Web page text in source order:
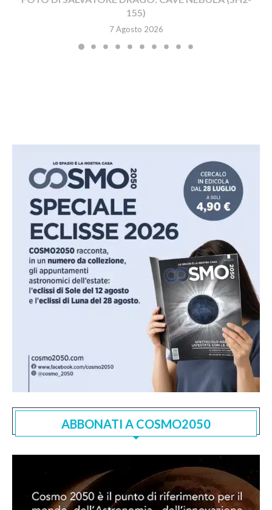
155)
7 Agosto 2026
ABBONATI A COSMO2050